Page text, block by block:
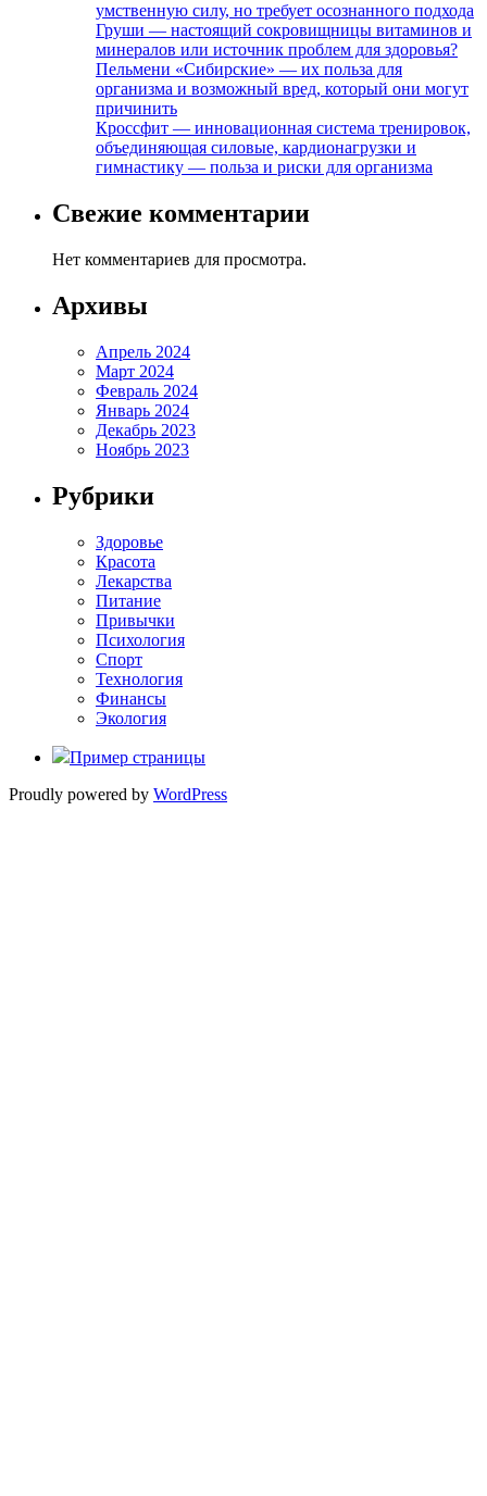
умственную силу, но требует осознанного подхода
Груши — настоящий сокровищницы витаминов и
минералов или источник проблем для здоровья?
Пельмени «Сибирские» — их польза для
организма и возможный вред, который они могут
причинить
Кроссфит — инновационная система тренировок,
объединяющая силовые, кардионагрузки и
гимнастику — польза и риски для организма
Свежие комментарии
Нет комментариев для просмотра.
Архивы
Апрель 2024
Март 2024
Февраль 2024
Январь 2024
Декабрь 2023
Ноябрь 2023
Рубрики
Здоровье
Красота
Лекарства
Питание
Привычки
Психология
Спорт
Технология
Финансы
Экология
Пример страницы
Proudly powered by WordPress